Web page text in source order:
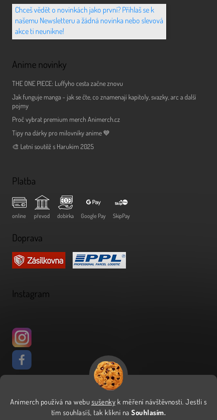
Animerch používá na webu sušenky k měření návštěvnosti. Jestli s
tím souhlasíš, tak klikni naSouhlasím.
Chceš vědět o novinkách jako první? Přihlaš se k
našemu Newsletteru a žádná novinka nebo slevová
akce ti neunikne!
Anime novinky
THE ONE PIECE: Luffyho cesta začne znovu
Jak funguje manga - jak se čte, co znamenají kapitoly, svazky, arc a další
pojmy
Proč vybrat premium merch Animerch.cz
Tipy na dárky pro milovníky anime 💙
🎨 Letní soutěž s Harukim 2025
Platba
online převod dobírka Google Pay SkipPay
Doprava
Instagram
Vytvořil Shoptet